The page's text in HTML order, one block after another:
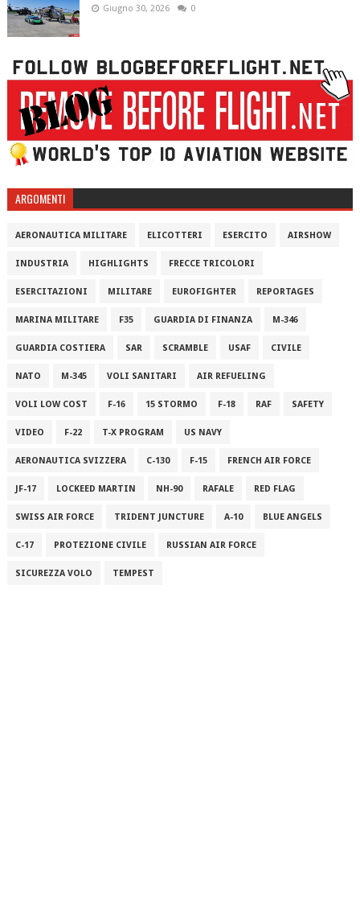
Giugno 30, 2026 0
ARGOMENTI
AERONAUTICA MILITARE ELICOTTERI ESERCITO AIRSHOW
INDUSTRIA HIGHLIGHTS FRECCE TRICOLORI
ESERCITAZIONI MILITARE EUROFIGHTER REPORTAGES
MARINA MILITARE F35 GUARDIA DI FINANZA M-346
GUARDIA COSTIERA SAR SCRAMBLE USAF CIVILE
NATO M-345 VOLI SANITARI AIR REFUELING
VOLI LOW COST F-16 15 STORMO F-18 RAF SAFETY
VIDEO F-22 T-X PROGRAM US NAVY
AERONAUTICA SVIZZERA C-130 F-15 FRENCH AIR FORCE
JF-17 LOCKEED MARTIN NH-90 RAFALE RED FLAG
SWISS AIR FORCE TRIDENT JUNCTURE A-10 BLUE ANGELS
C-17 PROTEZIONE CIVILE RUSSIAN AIR FORCE
SICUREZZA VOLO TEMPEST